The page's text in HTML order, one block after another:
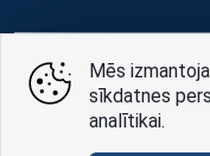
© Memorial Services,
Privātuma politikai
Mēs
sīkdatnes
analītikai.